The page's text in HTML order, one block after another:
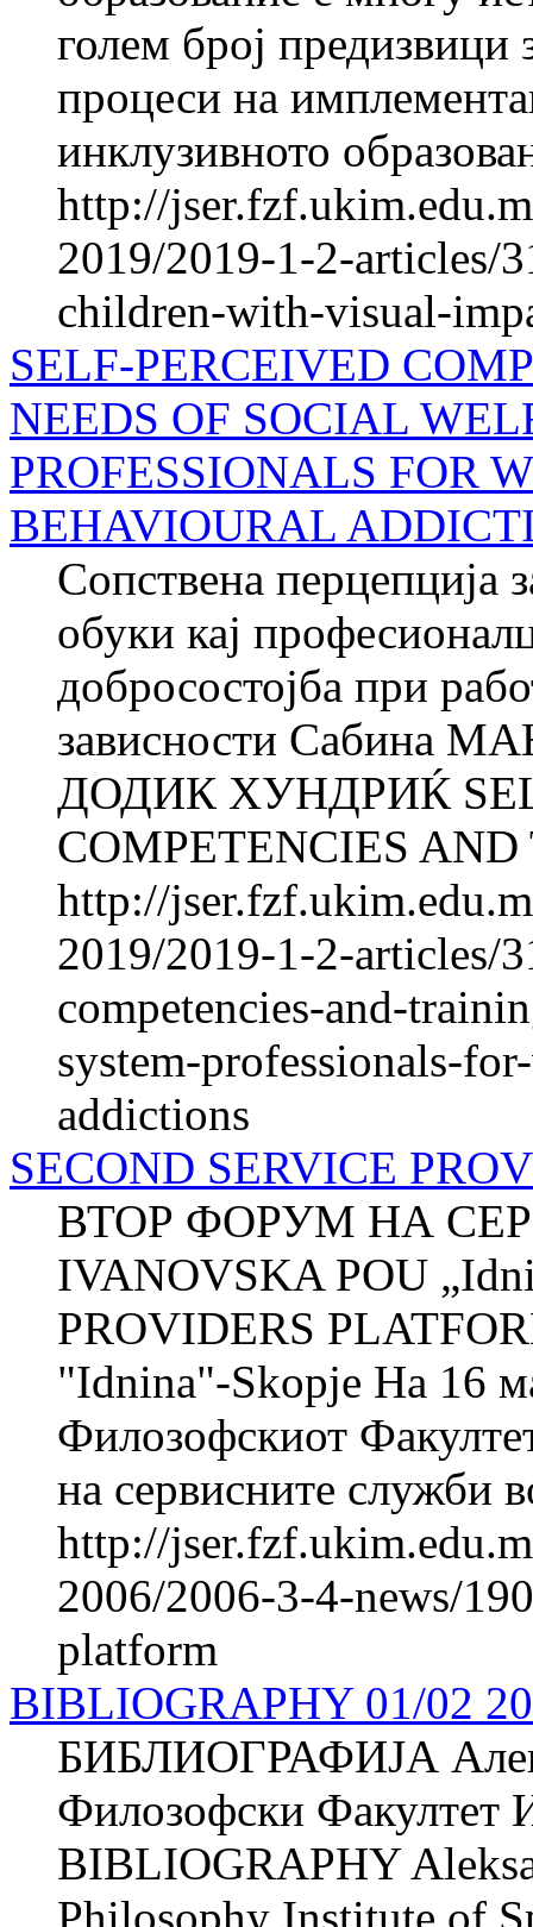
голем број
процеси на
инклузивното
http://
2019/2019-1-2-articles/
children-with-visual-
SELF-PERCEIVED
NEEDS OF SOCIAL
PROFESSIONALS FOR
BEHAVIOURAL
Сопствена перцепција
обуки кај
добросостојба при
зависности Сабина
ДОДИК ХУНДРИЌ
COMPETENCIES
http://
2019/2019-1-2-articles/
competencies-and-
system-professionals-
addictions
SECOND SERVICE
ВТОР ФОРУМ НА
IVANOVSKA POU
PROVIDERS
"Idnina"-Skopje На 16
Филозофскиот
на сервисните служби
http://
2006/2006-3-4-news/
platform
BIBLIOGRAPHY 01/02
БИБЛИОГРАФИЈА
Филозофски Факултет
BIBLIOGRAPHY
Philosophy Institute of